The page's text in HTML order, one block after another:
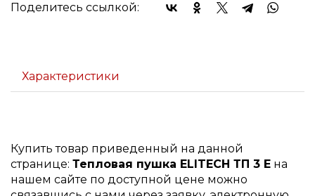
Поделитесь ссылкой:
Характеристики
Купить товар приведенный на данной
странице: Тепловая пушка ELITECH ТП 3 Е на
нашем сайте по доступной цене можно